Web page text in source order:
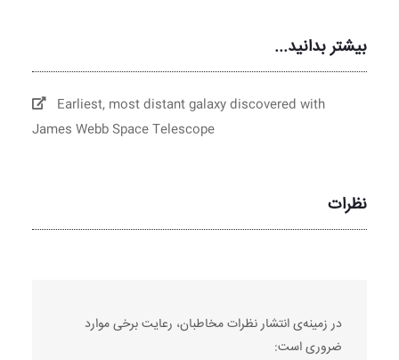
بیشتر بدانید...
Earliest, most distant galaxy discovered with
James Webb Space Telescope
نظرات
در زمینه‌ی انتشار نظرات مخاطبان، رعایت برخی موارد
ضروری است: